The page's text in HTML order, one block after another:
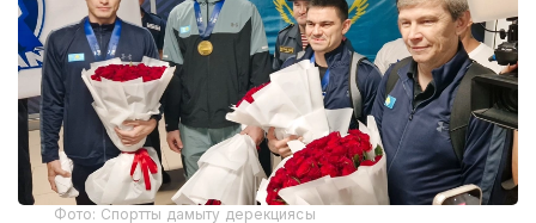
Фото: Спортты дамыту дерекциясы